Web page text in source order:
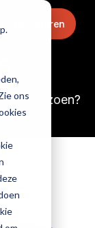
ons
Abonneren